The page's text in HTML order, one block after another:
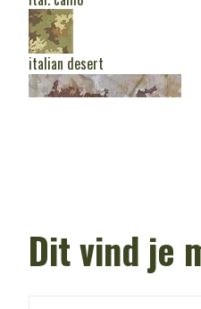
italian desert
Dit vind je